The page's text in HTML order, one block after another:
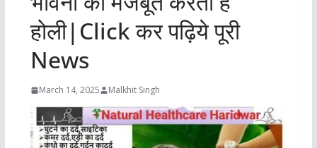
होली|Click कर पढ़िये पूरी
News
March 14, 2025 Malkhit Singh